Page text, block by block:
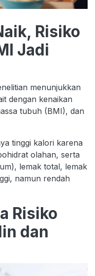
Risiko
Jadi
menunjukkan
dengan kenaikan
tubuh (BMI), dan
tinggi kalori karena
olahan, serta
lemak total, lemak
namun rendah
Risiko
dan